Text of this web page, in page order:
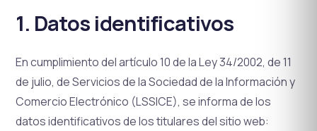
1. Datos identificativos
En cumplimiento del artículo 10 de la Ley 34/2002, de 11
de julio, de Servicios de la Sociedad de la Información y
Comercio Electrónico (LSSICE), se informa de los
datos identificativos de los titulares del sitio web: